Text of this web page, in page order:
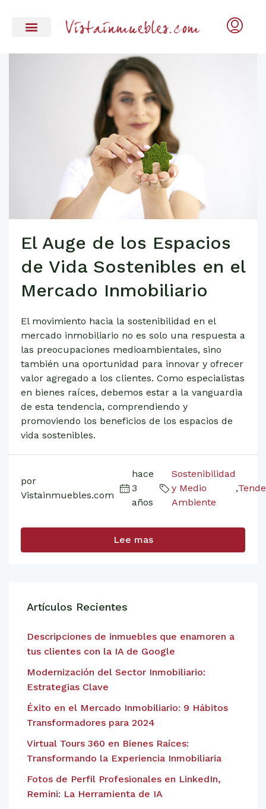
El Auge de los Espacios
de Vida Sostenibles en el
Mercado Inmobiliario
El movimiento hacia la sostenibilidad en el
mercado inmobiliario no es solo una respuesta a
las preocupaciones medioambientales, sino
también una oportunidad para innovar y ofrecer
valor agregado a los clientes. Como especialistas
en bienes raíces, debemos estar a la vanguardia
de esta tendencia, comprendiendo y
promoviendo los beneficios de los espacios de
vida sostenibles.
por
Vistainmuebles.com
hace
3
años
Sostenibilidad
y Medio
Ambiente
,
Lee mas
Artículos Recientes
Descripciones de inmuebles que enamoren a
tus clientes con la IA de Google
Modernización del Sector Inmobiliario:
Estrategias Clave
Éxito en el Mercado Inmobiliario: 9 Hábitos
Transformadores para 2024
Virtual Tours 360 en Bienes Raíces:
Transformando la Experiencia Inmobiliaria
Fotos de Perfil Profesionales en LinkedIn,
Remini: La Herramienta de IA